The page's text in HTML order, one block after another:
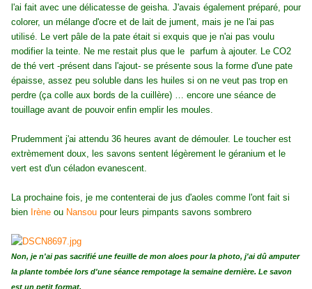
l'ai fait avec une délicatesse de geisha. J'avais également préparé, pour
colorer, un mélange d'ocre et de lait de jument, mais je ne l'ai pas
utilisé. Le vert pâle de la pate était si exquis que je n'ai pas voulu
modifier la teinte. Ne me restait plus que le parfum à ajouter. Le CO2
de thé vert -présent dans l'ajout- se présente sous la forme d'une pate
épaisse, assez peu soluble dans les huiles si on ne veut pas trop en
perdre (ça colle aux bords de la cuillère) … encore une séance de
touillage avant de pouvoir enfin emplir les moules.
Prudemment j'ai attendu 36 heures avant de démouler. Le toucher est
extrèmement doux, les savons sentent légèrement le géranium et le
vert est d'un céladon evanescent.
La prochaine fois, je me contenterai de jus d'aoles comme l'ont fait si
bien Irène ou Nansou pour leurs pimpants savons sombrero
Non, je n'ai pas sacrifié une feuille de mon aloes pour la photo, j'ai dû amputer
la plante tombée lors d'une séance rempotage la semaine dernière. Le savon
est un petit format.